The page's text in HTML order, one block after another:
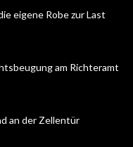
eigene Robe zur Last
am Richteramt
an der Zellentür